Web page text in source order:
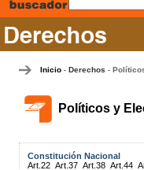
Inicio- Derechos -
Políticos y
Constitución Nacional
Art.22 Art.37 Art.38 Art.44